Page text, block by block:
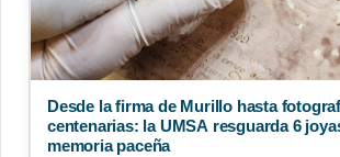
Desde la firma de Murillo hasta
centenarias: la UMSA resguarda 6
memoria paceña